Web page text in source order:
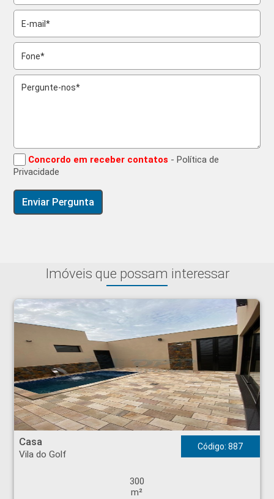
Concordo em receber contatos - Política de
Privacidade
Imóveis que possam interessar
Casa - Vila do Golf - Ribeirão Preto
Casa
Vila do Golf
Código: 887
300
m²